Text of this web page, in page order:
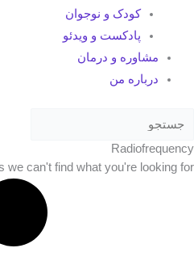
کودک و نوجوان
پادکست و ویدئو
مشاوره و درمان
درباره من
Radiofrequency
we can't find what you're looking for.